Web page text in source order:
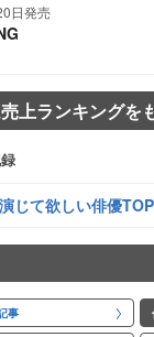
日発売
上ランキングを
じて欲しい俳優
事